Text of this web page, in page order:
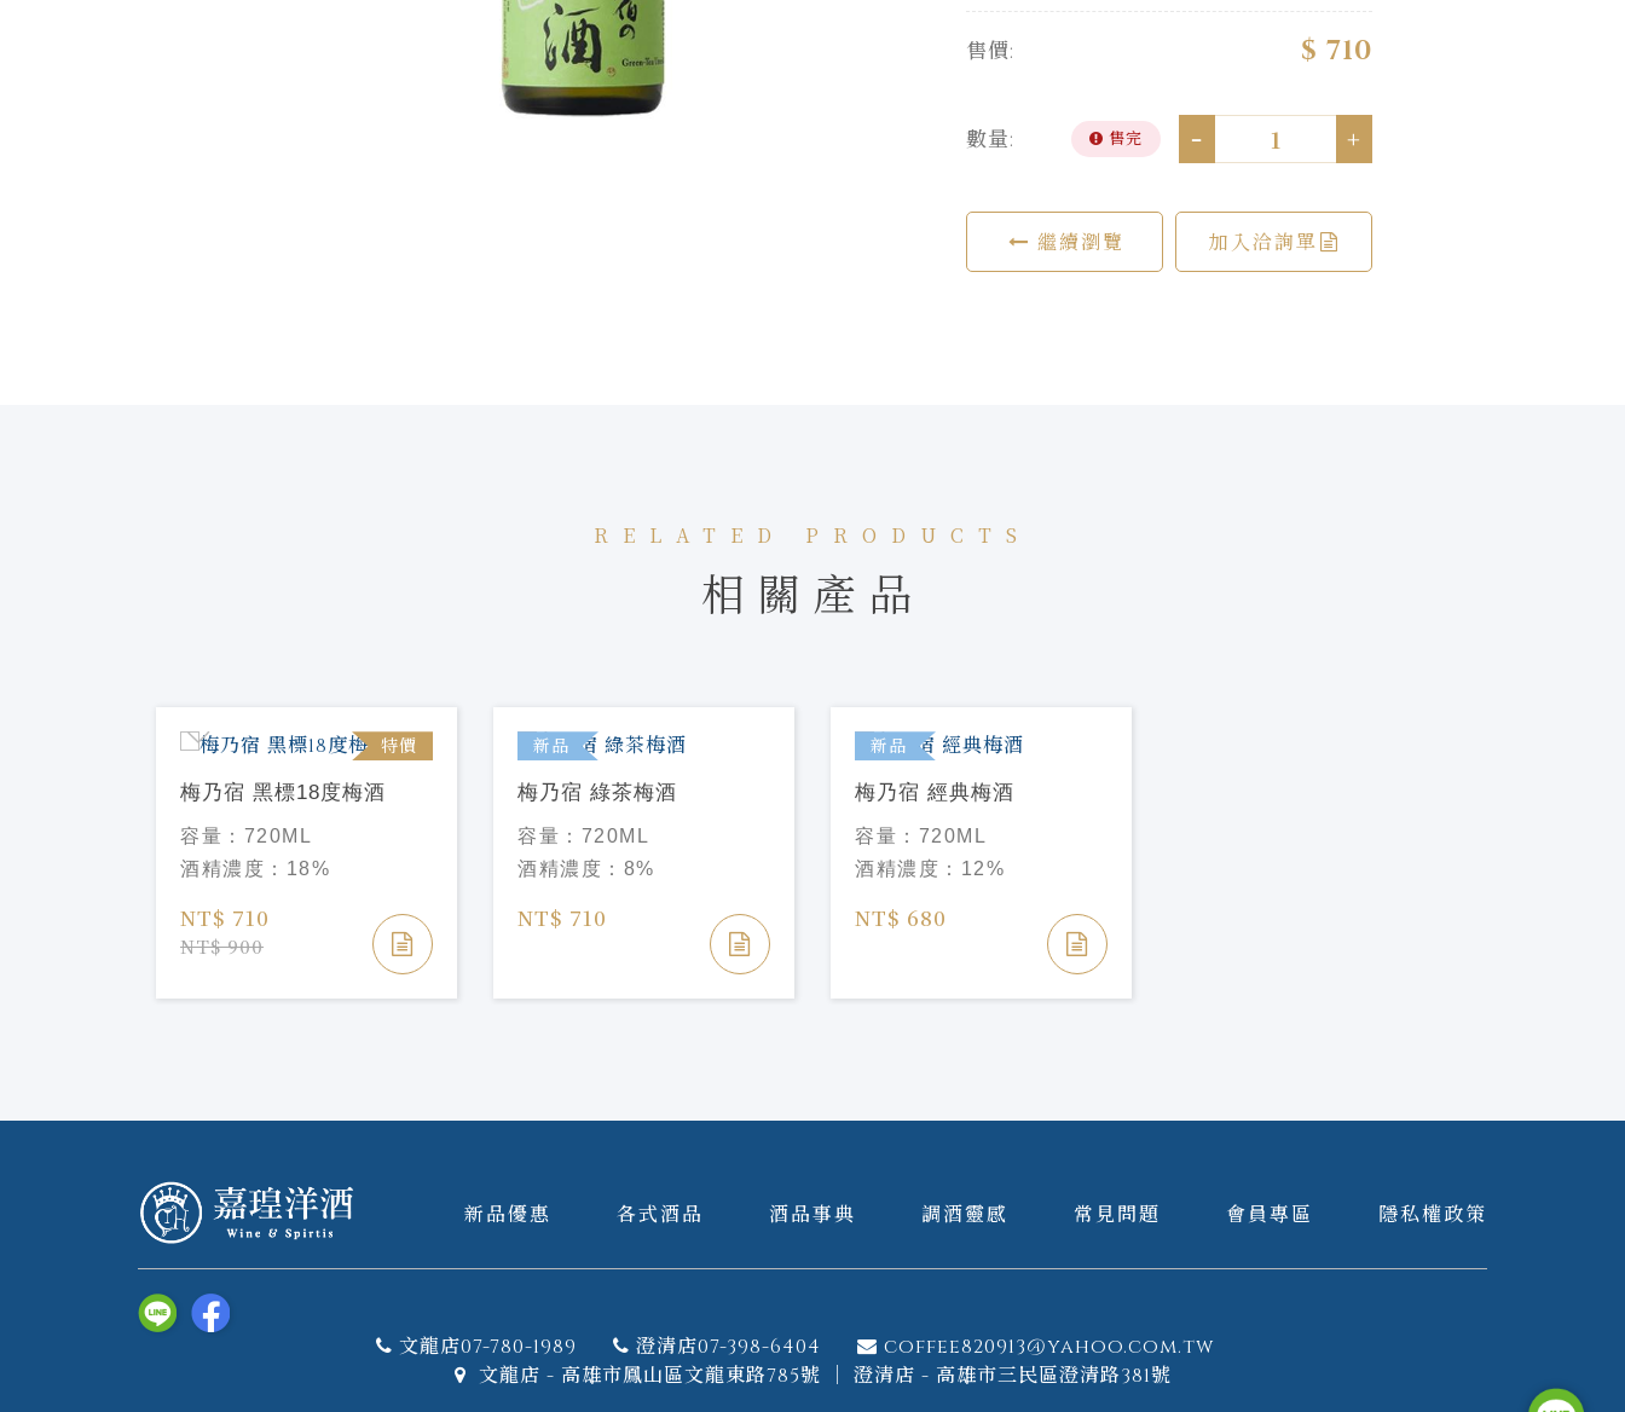
售價: $ 710
數量: 售完 - +
繼續瀏覽 加入洽詢單
RELATED PRODUCTS
相關產品
特價
梅乃宿 黑標18度梅酒
容量： 720ML
酒精濃度： 18%
NT$ 710
NT$ 900
新品
梅乃宿 綠茶梅酒
容量： 720ML
酒精濃度： 8%
NT$ 710
新品
梅乃宿 經典梅酒
容量： 720ML
酒精濃度： 12%
NT$ 680
新品優惠 各式酒品 酒品事典 調酒靈感 常見問題 會員專區 隱私權政策
文龍店07-780-1989 澄清店07-398-6404
coffee820913@yahoo.com.tw
文龍店 - 高雄市鳳山區文龍東路785號 ｜ 澄清店 - 高雄市三民區澄清路381號